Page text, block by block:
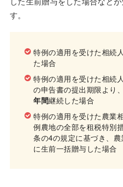
す。
特例の適用を受けた相続
た場合
特例の適用を受けた相続
の申告書の提出期限より
年間継続した場合
特例の適用を受けた農業
例農地の全部を租税特別
条の4の規定に基づき、
に生前一括贈与した場合